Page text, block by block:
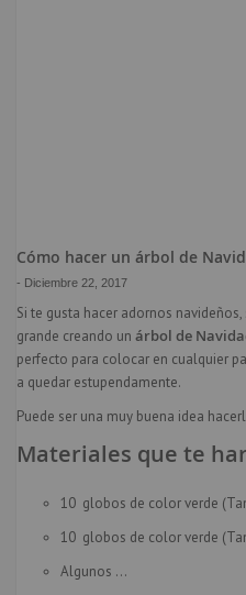
Cómo hacer un árbol de
- Diciembre 22, 2017
Si te gusta hacer adornos
grande creando un árbol de
perfecto para colocar en cualquier
a quedar estupendamente.
Puede ser una muy buena idea
Materiales que te
10 globos de color verde
10 globos de color verde
Algunos ...